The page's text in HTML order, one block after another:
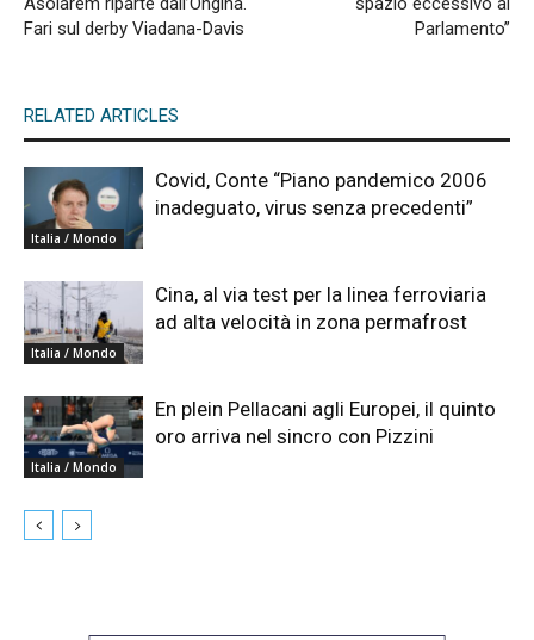
Fari sul derby Viadana-Davis
Parlamento”
RELATED ARTICLES
Italia / Mondo
Covid, Conte “Piano pandemico 2006
inadeguato, virus senza precedenti”
Italia / Mondo
Cina, al via test per la linea ferroviaria
ad alta velocità in zona permafrost
Italia / Mondo
En plein Pellacani agli Europei, il quinto
oro arriva nel sincro con Pizzini